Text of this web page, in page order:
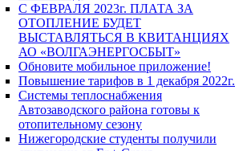
С ФЕВРАЛЯ 2023г. ПЛАТА ЗА
ОТОПЛЕНИЕ БУДЕТ
ВЫСТАВЛЯТЬСЯ В КВИТАНЦИЯХ
АО «ВОЛГАЭНЕРГОСБЫТ»
Обновите мобильное приложение!
Повышение тарифов в 1 декабря 2022г.
Системы теплоснабжения
Автозаводского района готовы к
отопительному сезону
Нижегородские студенты получили